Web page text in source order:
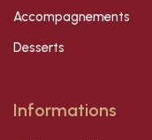
Accompagnements
Desserts
Informations